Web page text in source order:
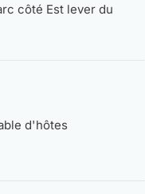
côté Est lever du
d'hôtes